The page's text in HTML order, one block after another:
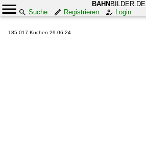
BAHN BILDER.DE
Suche
Registrieren Login
185 017 Kuchen 29.06.24